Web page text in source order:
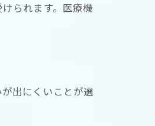
られます。医療機
出にくいことが選